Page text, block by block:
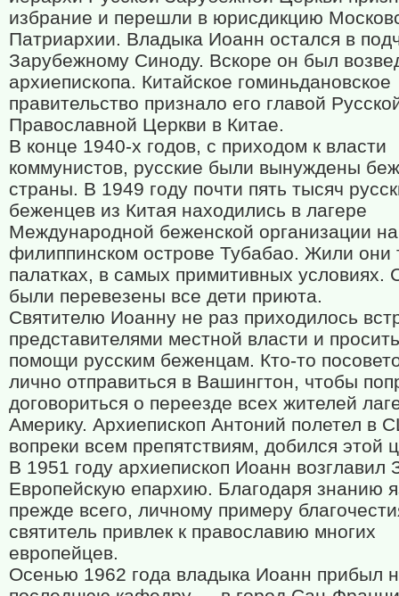
избрание и перешли в юрисдикцию
Патриархии. Владыка Иоанн остался в
Зарубежному Синоду. Вскоре он был
архиепископа. Китайское гоминьдановское
правительство признало его главой
Православной Церкви в Китае.
В конце 1940-х годов, с приходом к власти
коммунистов, русские были вынуждены
страны. В 1949 году почти пять тысяч
беженцев из Китая находились в лагере
Международной беженской организации на
филиппинском острове Тубабао. Жили они
палатках, в самых примитивных условиях.
были перевезены все дети приюта.
Святителю Иоанну не раз приходилось
представителями местной власти и
помощи русским беженцам. Кто-то
лично отправиться в Вашингтон, чтобы
договориться о переезде всех жителей
Америку. Архиепископ Антоний полетел в
вопреки всем препятствиям, добился этой
В 1951 году архиепископ Иоанн возглавил
Европейскую епархию. Благодаря знанию
прежде всего, личному примеру
святитель привлек к православию многих
европейцев.
Осенью 1962 года владыка Иоанн прибыл